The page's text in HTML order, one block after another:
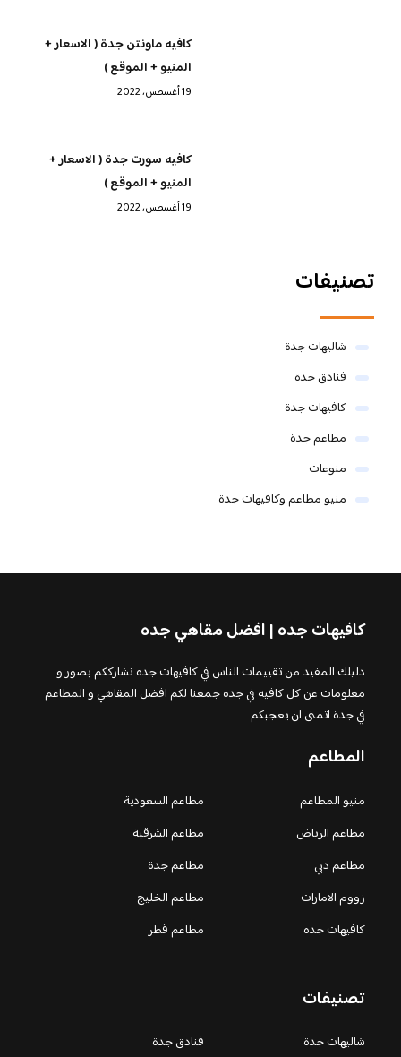
كافيه ماونتن جدة ( الاسعار +
المنيو + الموقع )
19 أغسطس، 2022
كافيه سورت جدة ( الاسعار +
المنيو + الموقع )
19 أغسطس، 2022
تصنيفات
شاليهات جدة
فنادق جدة
كافيهات جدة
مطاعم جدة
منوعات
منيو مطاعم وكافيهات جدة
كافيهات جده | افضل مقاهي جده
دليلك المفيد من تقييمات الناس في كافيهات جده نشارككم بصور و
معلومات عن كل كافيه في جده جمعنا لكم افضل المقاهي و المطاعم
في جدة اتمنى ان يعجبكم
المطاعم
منيو المطاعم
مطاعم السعودية
مطاعم الرياض
مطاعم الشرقية
مطاعم دبي
مطاعم جدة
زووم الامارات
مطاعم الخليج
كافيهات جده
مطاعم قطر
تصنيفات
شاليهات جدة فنادق جدة